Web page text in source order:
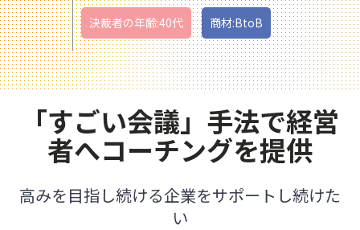
決裁者の年齢:40代 商材:BtoB
「すごい会議」手法で経営
者へコーチングを提供
高みを目指し続ける企業をサポートし続けた
い